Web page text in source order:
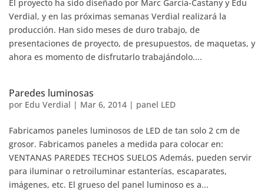
El proyecto ha sido diseñado por Marc Garcia-Castany y Edu
Verdial, y en las próximas semanas Verdial realizará la
producción. Han sido meses de duro trabajo, de
presentaciones de proyecto, de presupuestos, de maquetas, y
ahora es momento de disfrutarlo trabajándolo....
Paredes luminosas
por Edu Verdial | Mar 6, 2014 | panel LED
Fabricamos paneles luminosos de LED de tan solo 2 cm de
grosor. Fabricamos paneles a medida para colocar en:
VENTANAS PAREDES TECHOS SUELOS Además, pueden servir
para iluminar o retroiluminar estanterías, escaparates,
imágenes, etc. El grueso del panel luminoso es a...